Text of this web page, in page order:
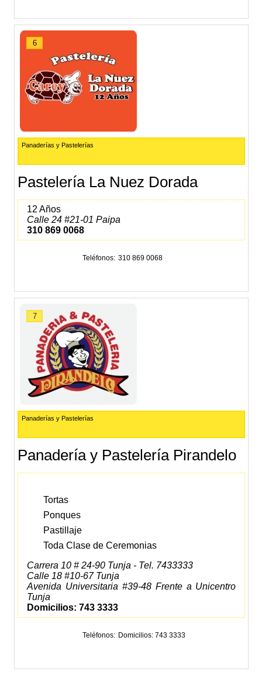
6
Panaderías y Pastelerías
Pastelería La Nuez Dorada
12 Años
Calle 24 #21-01 Paipa
310 869 0068
Teléfonos 310 869 0068
7
Panaderías y Pastelerías
Panadería y Pastelería Pirandelo
Tortas
Ponques
Pastillaje
Toda Clase de Ceremonias
Carrera 10 # 24-90 Tunja - Tel. 7433333
Calle 18 #10-67 Tunja
Avenida Universitaria #39-48 Frente a Unicentro
Tunja
Domicilios: 743 3333
Teléfonos Domicilios: 743 3333